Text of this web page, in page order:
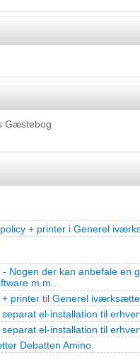
Gæstebog
+ printer i Generel
- Nogen der kan anbefale en
m.m.
printer til Generel
el-installation til
el-installation til
Debatten Amino